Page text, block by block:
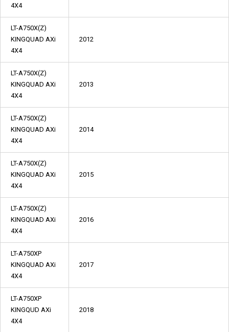
4X4
LT-A750X(Z)
KINGQUAD AXi
4X4
2012
LT-A750X(Z)
KINGQUAD AXi
4X4
2013
LT-A750X(Z)
KINGQUAD AXi
4X4
2014
LT-A750X(Z)
KINGQUAD AXi
4X4
2015
LT-A750X(Z)
KINGQUAD AXi
4X4
2016
LT-A750XP
KINGQUAD AXi
4X4
2017
LT-A750XP
KINGQUD AXi
4X4
2018